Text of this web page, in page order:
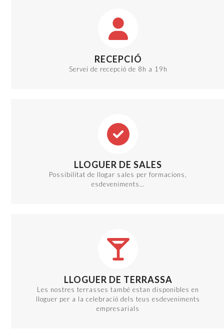
RECEPCIÓ
Servei de recepció de 8h a 19h
LLOGUER DE SALES
Possibilitat de llogar sales per formacions,
esdeveniments…
LLOGUER DE TERRASSA
Les nostres terrasses també estan disponibles en
lloguer per a la celebració dels teus esdeveniments
empresarials